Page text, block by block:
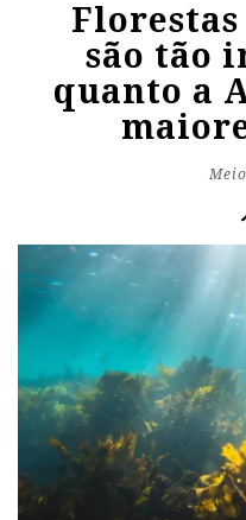
são tão
quanto a